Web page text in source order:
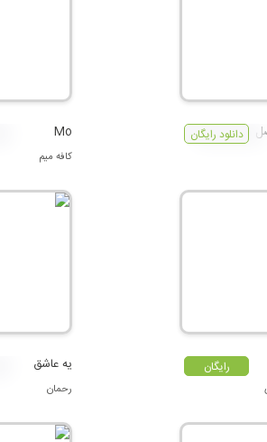
دانلود رایگان Mo
کافه میم
رایگان یه عاشق
رحمان